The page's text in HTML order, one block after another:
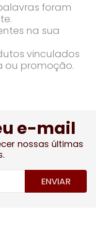
foram
na sua
vinculados
ou promoção.
e-mail
nossas últimas
ENVIAR